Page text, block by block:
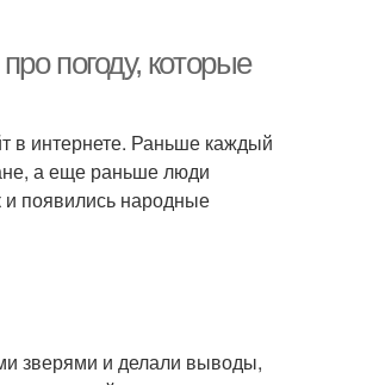
погоду, которые
в интернете. Раньше каждый
а еще раньше люди
и появились народные
зверями и делали выводы,